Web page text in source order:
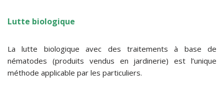
Lutte biologique
La lutte biologique avec des traitements à base de
nématodes (produits vendus en jardinerie) est l’unique
méthode applicable par les particuliers.